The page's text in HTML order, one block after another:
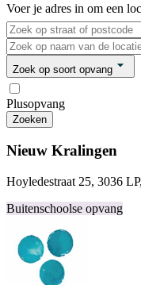
Voer je adres in om een
Zoek op soort opvang
Plusopvang
Zoeken
Nieuw Kralingen
Hoyledestraat 25, 3036
Buitenschoolse opvang